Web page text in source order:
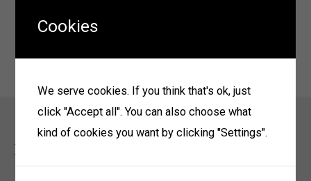
О. Бавуудорж ЭХЯ -ны хурлын танхимаас өөрийн
Холбоо барих
Cookies
We serve cookies. If you think that's ok, just
click "Accept all". You can also choose what
kind of cookies you want by clicking "Settings".